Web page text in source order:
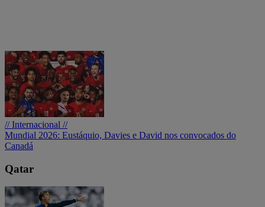
// Internacional //
Mundial 2026: Eustáquio, Davies e David nos convocados do
Canadá
Qatar